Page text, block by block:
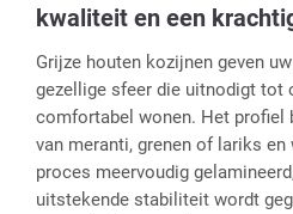
kwaliteit en een
Grijze houten kozijnen geven
gezellige sfeer die uitnodigt tot
comfortabel wonen. Het
van meranti, grenen of lariks
proces meervoudig
uitstekende stabiliteit wordt